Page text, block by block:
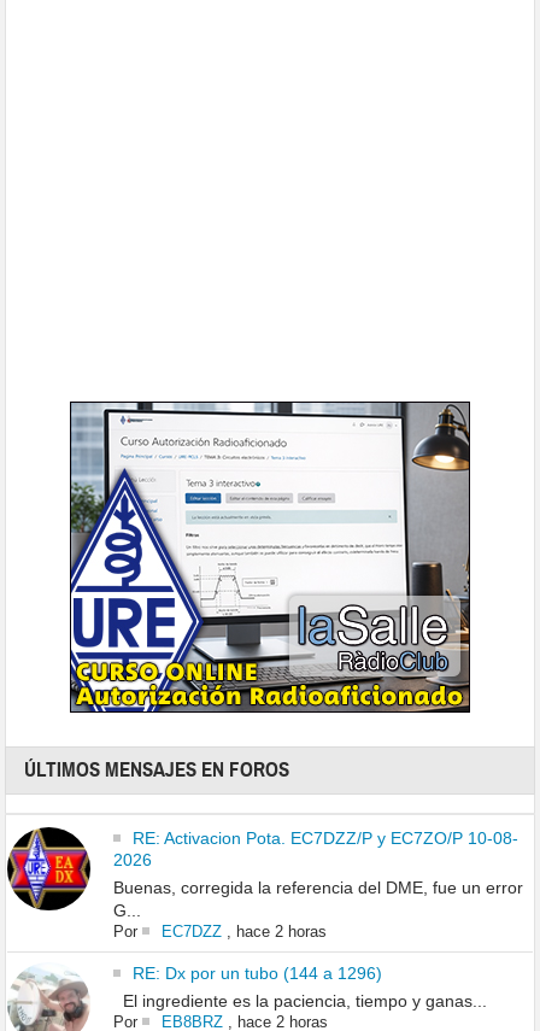
ÚLTIMOS MENSAJES EN FOROS
RE: Activacion Pota. EC7DZZ/P y EC7ZO/P 10-08-
2026
Buenas, corregida la referencia del DME, fue un error
G...
Por EC7DZZ, hace 2 horas
RE: Dx por un tubo (144 a 1296)
El ingrediente es la paciencia, tiempo y ganas...
Por EB8BRZ, hace 2 horas